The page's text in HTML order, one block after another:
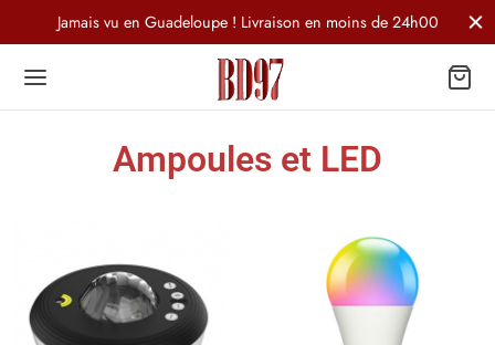
Jamais vu en Guadeloupe ! Livraison en moins de 24h00
Ampoules et LED